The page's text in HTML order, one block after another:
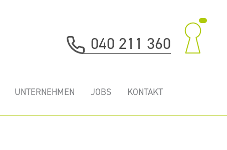
040 211 360
UNTERNEHMEN JOBS KONTAKT